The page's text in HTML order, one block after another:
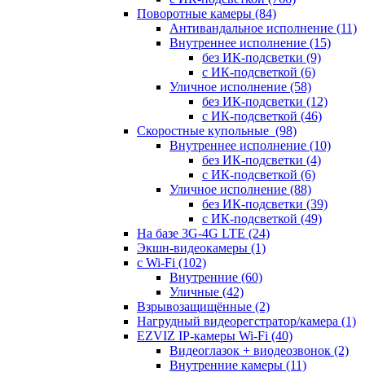
Поворотные камеры (84)
Антивандальное исполнение (11)
Внутреннее исполнение (15)
без ИК-подсветки (9)
с ИК-подсветкой (6)
Уличное исполнение (58)
без ИК-подсветки (12)
с ИК-подсветкой (46)
Скоростные купольные (98)
Внутреннее исполнение (10)
без ИК-подсветки (4)
с ИК-подсветкой (6)
Уличное исполнение (88)
без ИК-подсветки (39)
с ИК-подсветкой (49)
На базе 3G-4G LTE (24)
Экшн-видеокамеры (1)
с Wi-Fi (102)
Внутренние (60)
Уличные (42)
Взрывозащищённые (2)
Нагрудный видеорегстратор/камера (1)
EZVIZ IP-камеры Wi-Fi (40)
Видеоглазок + виодеозвонок (2)
Внутренние камеры (11)